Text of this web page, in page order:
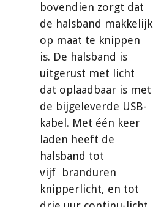
bovendien zorgt dat
de halsband makkelijk
op maat te knippen
is. De halsband is
uitgerust met licht
dat oplaadbaar is met
de bijgeleverde USB-
kabel. Met één keer
laden heeft de
halsband tot
vijf branduren
knipperlicht, en tot